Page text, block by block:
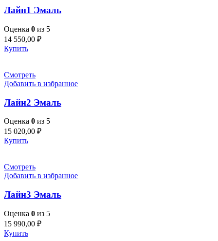
Лайн1 Эмаль
Оценка 0 из 5
14 550,00 ₽
Купить
Смотреть
Добавить в избранное
Лайн2 Эмаль
Оценка 0 из 5
15 020,00 ₽
Купить
Смотреть
Добавить в избранное
Лайн3 Эмаль
Оценка 0 из 5
15 990,00 ₽
Купить